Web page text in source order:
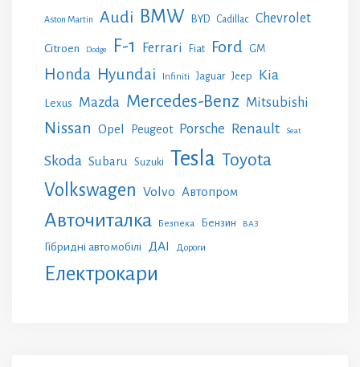
Aston Martin Audi BMW BYD Cadillac Chevrolet
Citroen Dodge F-1 Ferrari Fiat Ford GM
Honda Hyundai Infiniti Jaguar Jeep Kia
Lexus Mazda Mercedes-Benz Mitsubishi
Nissan Opel Peugeot Porsche Renault Seat
Skoda Subaru Suzuki Tesla Toyota
Volkswagen Volvo Автопром
Авточиталка Безпека Бензин ВАЗ
Гібридні автомобілі ДАІ Дороги
Електрокари